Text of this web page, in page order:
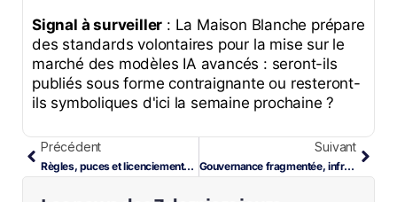
Signal à surveiller : La Maison Blanche prépare
des standards volontaires pour la mise sur le
marché des modèles IA avancés : seront-ils
publiés sous forme contraignante ou resteront-
ils symboliques d'ici la semaine prochaine ?
Précédent
Règles, puces et licenciements : la semaine où l’IA a présenté ses factures
Suivant
Gouvernance fragmentée, infrastructure souveraine : l’IA passe concrètement à l’échelle